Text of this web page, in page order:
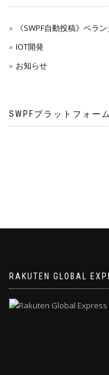
《SWPF自動投稿》ベラ
IOT開発
お知らせ
SWPFプラットフォーム
RAKUTEN GLOBAL